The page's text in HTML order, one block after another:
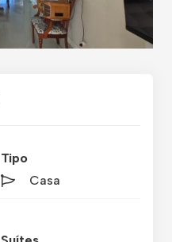
Tipo
Casa